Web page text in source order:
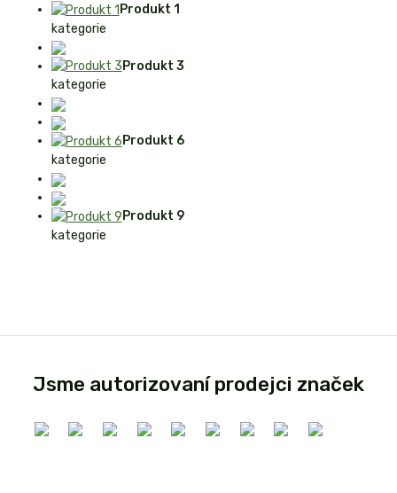
Produkt 1
kategorie
Produkt 3
kategorie
Produkt 6
kategorie
Produkt 9
kategorie
Jsme autorizovaní prodejci značek